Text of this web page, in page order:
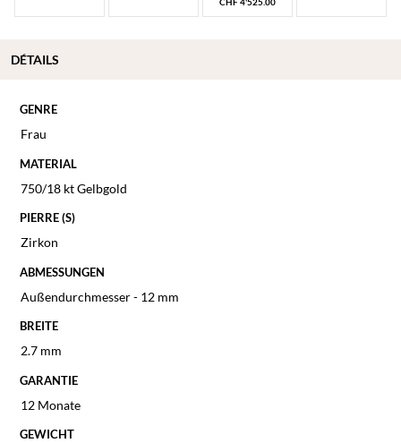
GENRE
Frau
MATERIAL
750/18 kt Gelbgold
PIERRE (S)
Zirkon
ABMESSUNGEN
Außendurchmesser - 12 mm
BREITE
2.7 mm
GARANTIE
12 Monate
GEWICHT
DÉTAILS